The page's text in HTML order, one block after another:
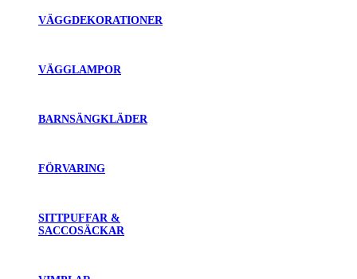
VÄGGDEKORATIONER
VÄGGLAMPOR
BARNSÄNGKLÄDER
FÖRVARING
SITTPUFFAR &
SACCOSÄCKAR